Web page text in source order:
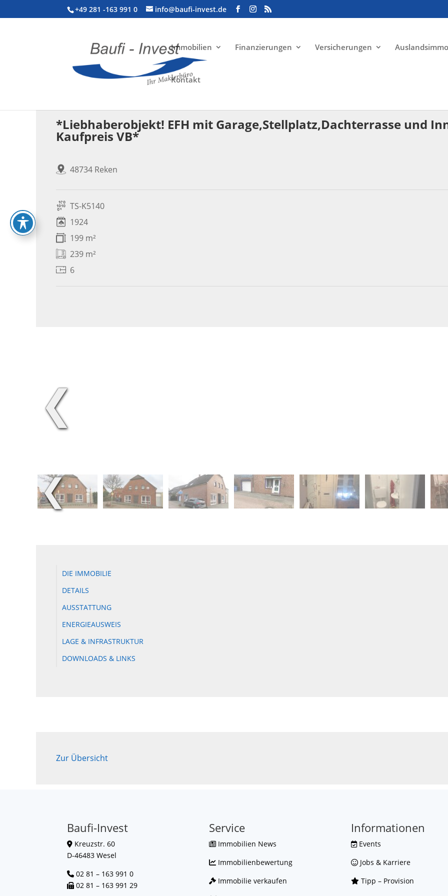
+49 281 -163 991 0 info@baufi-invest.de
Immobilien Finanzierungen Versicherungen
Kontakt
*Liebhaberobjekt! EFH mit Garage,Stellplatz,Dachterrasse und
Kaufpreis VB*
48734 Reken
TS-K5140
1924
199 m²
239 m²
6
❮
❮
DIE IMMOBILIE
DETAILS
AUSSTATTUNG
ENERGIEAUSWEIS
LAGE & INFRASTRUKTUR
DOWNLOADS & LINKS
Zur Übersicht
Baufi-Invest
Kreuzstr. 60
D-46483 Wesel
02 81 – 163 991 0
02 81 – 163 991 29
Service
Immobilien News
Immobilienbewertung
Immobilie verkaufen
Informationen
Events
Jobs & Karriere
Tipp – Provision